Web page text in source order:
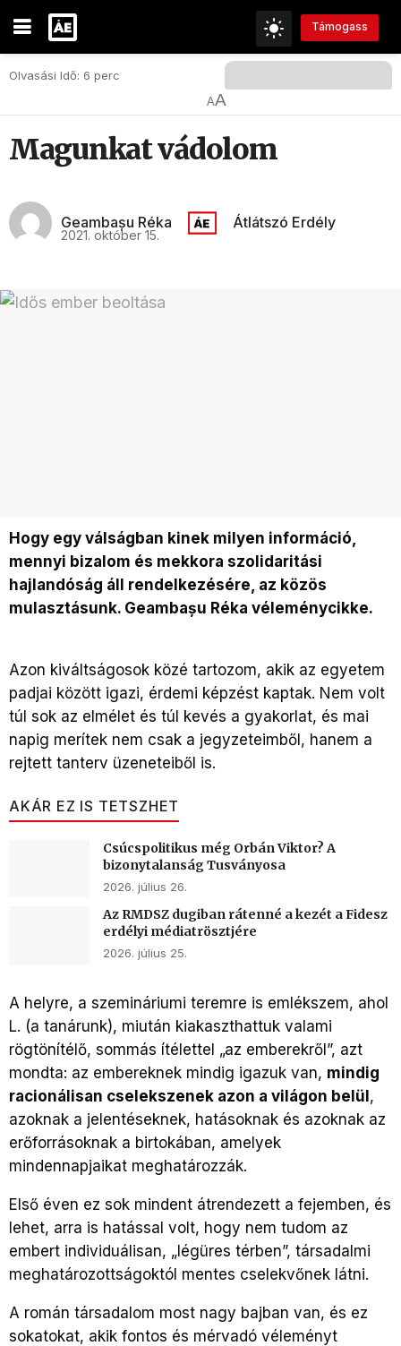
Támogass
Olvasási Idő: 6 perc
AA
Magunkat vádolom
Geambașu Réka Átlátszó Erdély
2021. október 15.
Hogy egy válságban kinek milyen információ,
mennyi bizalom és mekkora szolidaritási
hajlandóság áll rendelkezésére, az közös
mulasztásunk. Geambașu Réka véleménycikke.
Azon kiváltságosok közé tartozom, akik az egyetem
padjai között igazi, érdemi képzést kaptak. Nem volt
túl sok az elmélet és túl kevés a gyakorlat, és mai
napig merítek nem csak a jegyzeteimből, hanem a
rejtett tanterv üzeneteiből is.
AKÁR EZ IS TETSZHET
Csúcspolitikus még Orbán Viktor? A
bizonytalanság Tusványosa
2026. július 26.
Az RMDSZ dugiban rátenné a kezét a Fidesz
erdélyi médiatrösztjére
2026. július 25.
A helyre, a szemináriumi teremre is emlékszem, ahol
L. (a tanárunk), miután kiakaszthattuk valami
rögtönítélő, sommás ítélettel „az emberekről”, azt
mondta: az embereknek mindig igazuk van, mindig
racionálisan cselekszenek azon a világon belül,
azoknak a jelentéseknek, hatásoknak és azoknak az
erőforrásoknak a birtokában, amelyek
mindennapjaikat meghatározzák.
Első éven ez sok mindent átrendezett a fejemben, és
lehet, arra is hatással volt, hogy nem tudom az
embert individuálisan, „légüres térben”, társadalmi
meghatározottságoktól mentes cselekvőnek látni.
A román társadalom most nagy bajban van, és ez
sokatokat, akik fontos és mérvadó véleményt